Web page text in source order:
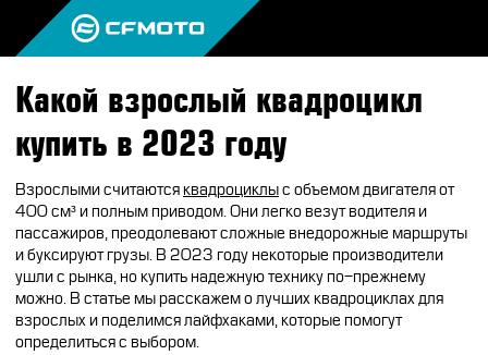
ПРОДУКЦИЯ
МОТОЦИКЛЫ
ЭКИПИРОВКА
АКСЕССУАРЫ
О CFMOTO
ГАЛЕРЕЯ
НАШИ ПОБЕДЫ
НОВОСТИ
ВОПРОС-ОТВЕТ
ТЕСТ-ДРАЙВ
CFMOTO ЭКСПЕРТ
Какой взрослый квадроцикл
купить в 2023 году
Взрослыми считаютсяквадроциклыс объемом двигателя от
400 см³ и полным приводом. Они легко везут водителя и
пассажиров, преодолевают сложные внедорожные маршруты
и буксируют грузы. В 2023 году некоторые производители
ушли с рынка, но купить надежную технику по-прежнему
можно. В статье мы расскажем о лучших квадроциклах для
взрослых и поделимся лайфхаками, которые помогут
определиться с выбором.